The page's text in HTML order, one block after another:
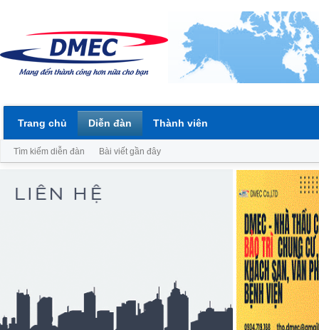
Trang chủ Diễn đàn
Tìm kiếm diễn đàn Bài viết gần đây
Thành viên